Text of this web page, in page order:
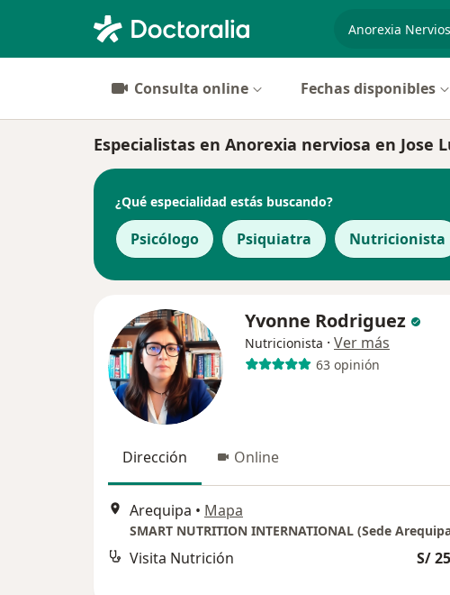
Consulta online Fechas disponibles
Especialistas en Anorexia nerviosa en Jose
¿Qué especialidad estás buscando?
Psicólogo Psiquiatra Nutricionista
Yvonne Rodriguez
Nutricionista · Ver más
63 opinión
Dirección Online
Arequipa • Mapa
SMART NUTRITION INTERNATIONAL (Sede
Visita Nutrición S/